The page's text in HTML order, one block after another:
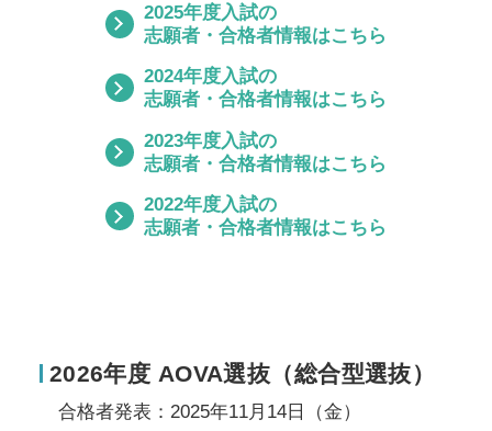
2025年度入試の
志願者・合格者情報はこちら
2024年度入試の
志願者・合格者情報はこちら
2023年度入試の
志願者・合格者情報はこちら
2022年度入試の
志願者・合格者情報はこちら
2026年度 AOVA選抜（総合型選抜）
合格者発表：2025年11月14日（金）